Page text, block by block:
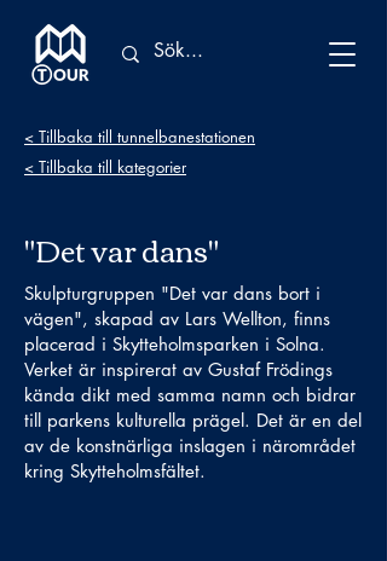
< Tillbaka till tunnelbanestationen
< Tillbaka till kategorier
"Det var dans"
Skulpturgruppen "Det var dans bort i
vägen", skapad av Lars Wellton, finns
placerad i Skytteholmsparken i Solna.
Verket är inspirerat av Gustaf Frödings
kända dikt med samma namn och bidrar
till parkens kulturella prägel. Det är en del
av de konstnärliga inslagen i närområdet
kring Skytteholmsfältet.